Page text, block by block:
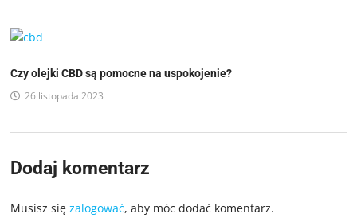
Czy olejki CBD są pomocne na uspokojenie?
26 listopada 2023
Dodaj komentarz
Musisz sięzalogować, aby móc dodać komentarz.